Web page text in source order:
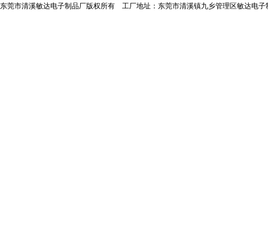
东莞市清溪敏达电子制品厂版权所有 工厂地址：东莞市清溪镇九乡管理区敏达电子